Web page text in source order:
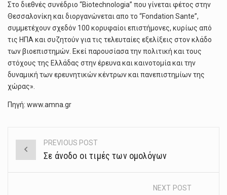
Στο διεθνές συνέδριο “Biotechnologia” που γίνεται φέτος στην
Θεσσαλονίκη και διοργανώνεται απο το “Fondation Sante”,
συμμετέχουν σχεδόν 100 κορυφαίοι επιστήμονες, κυρίως από
τις ΗΠΑ και συζητούν για τις τελευταίες εξελίξεις στον κλάδο
των βιοεπιστημών. Εκεί παρουσίασα την πολιτική και τους
στόχους της Ελλάδας στην έρευνα και καινοτομία και την
δυναμική των ερευνητικών κέντρων και πανεπιστημίων της
χώρας».
Πηγή: www.amna.gr
Post
PREVIOUS POST
Σε άνοδο οι τιμές των ομολόγων
NEXT POST